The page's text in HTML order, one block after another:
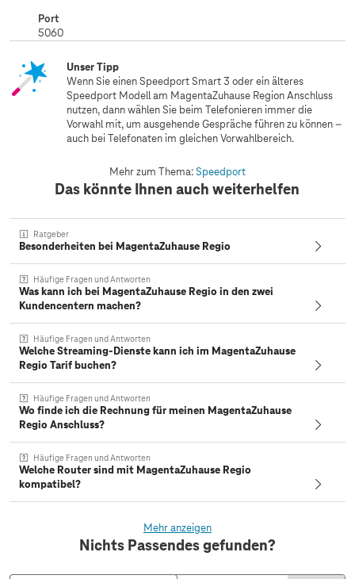
Port
5060
Unser Tipp
Wenn Sie einen Speedport Smart 3 oder ein älteres
Speedport Modell am MagentaZuhause Region Anschluss
nutzen, dann wählen Sie beim Telefonieren immer die
Vorwahl mit, um ausgehende Gespräche führen zu können –
auch bei Telefonaten im gleichen Vorwahlbereich.
Mehr zum Thema:Speedport
Das könnte Ihnen auch weiterhelfen
Ratgeber
Besonderheiten bei MagentaZuhause Regio
Häufige Fragen und Antworten
Was kann ich bei MagentaZuhause Regio in den zwei
Kundencentern machen?
Häufige Fragen und Antworten
Welche Streaming-Dienste kann ich im MagentaZuhause
Regio Tarif buchen?
Häufige Fragen und Antworten
Wo finde ich die Rechnung für meinen MagentaZuhause
Regio Anschluss?
Häufige Fragen und Antworten
Welche Router sind mit MagentaZuhause Regio
kompatibel?
Mehr anzeigen
Nichts Passendes gefunden?